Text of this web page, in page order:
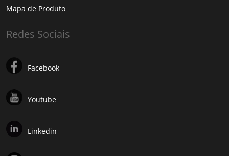
Mapa de Produto
Redes Sociais
Facebook
Youtube
Linkedin